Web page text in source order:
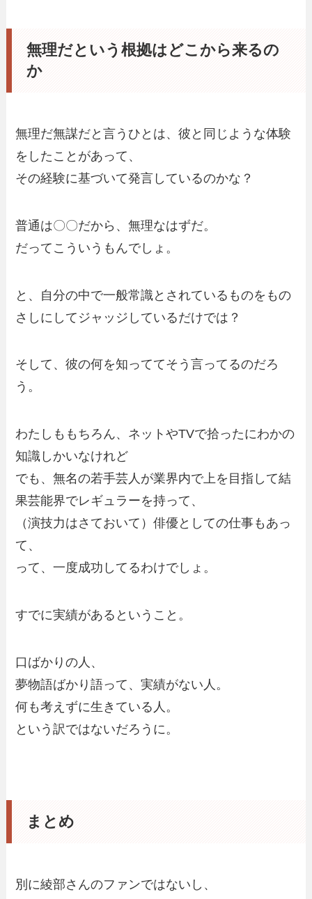
無理だという根拠はどこから来るの
か
無理だ無謀だと言うひとは、彼と同じような体験
をしたことがあって、
その経験に基づいて発言しているのかな？
普通は〇〇だから、無理なはずだ。
だってこういうもんでしょ。
と、自分の中で一般常識とされているものをもの
さしにしてジャッジしているだけでは？
そして、彼の何を知っててそう言ってるのだろ
う。
わたしももちろん、ネットやTVで拾ったにわかの
知識しかいなけれど
でも、無名の若手芸人が業界内で上を目指して結
果芸能界でレギュラーを持って、
（演技力はさておいて）俳優としての仕事もあっ
て、
って、一度成功してるわけでしょ。
すでに実績があるということ。
口ばかりの人、
夢物語ばかり語って、実績がない人。
何も考えずに生きている人。
という訳ではないだろうに。
まとめ
別に綾部さんのファンではないし、